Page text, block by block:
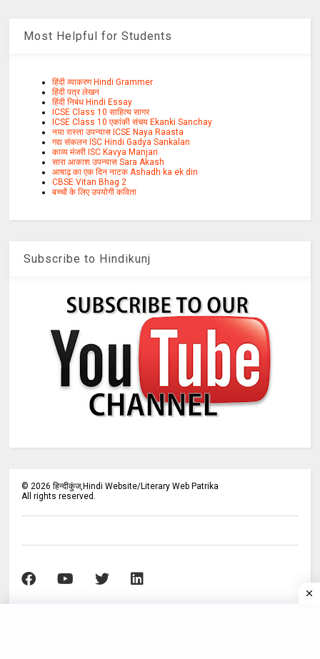
Most Helpful for Students
हिंदी व्याकरण Hindi Grammer
हिंदी पत्र लेखन
हिंदी निबंध Hindi Essay
ICSE Class 10 साहित्य सागर
ICSE Class 10 एकांकी संचय Ekanki Sanchay
नया रास्ता उपन्यास ICSE Naya Raasta
गद्य संकलन ISC Hindi Gadya Sankalan
काव्य मंजरी ISC Kavya Manjari
सारा आकाश उपन्यास Sara Akash
आषाढ़ का एक दिन नाटक Ashadh ka ek din
CBSE Vitan Bhag 2
बच्चों के लिए उपयोगी कविता
Subscribe to Hindikunj
©2026 हिन्दीकुंज,Hindi Website/Literary Web Patrika
All rights reserved.